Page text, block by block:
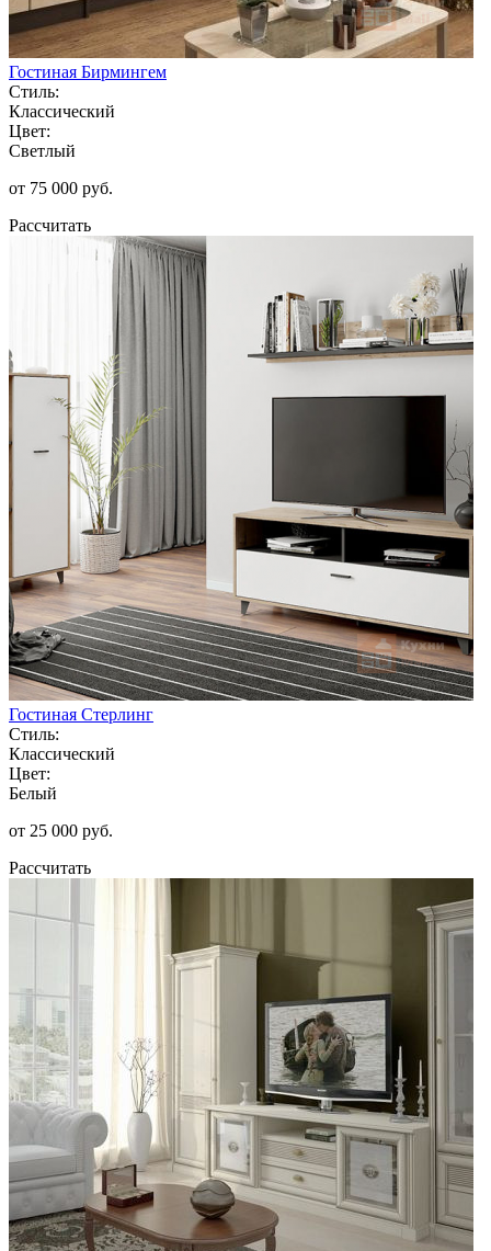
Гостиная Бирмингем
Стиль:
Классический
Цвет:
Светлый
от 75 000 руб.
Рассчитать
Гостиная Стерлинг
Стиль:
Классический
Цвет:
Белый
от 25 000 руб.
Рассчитать